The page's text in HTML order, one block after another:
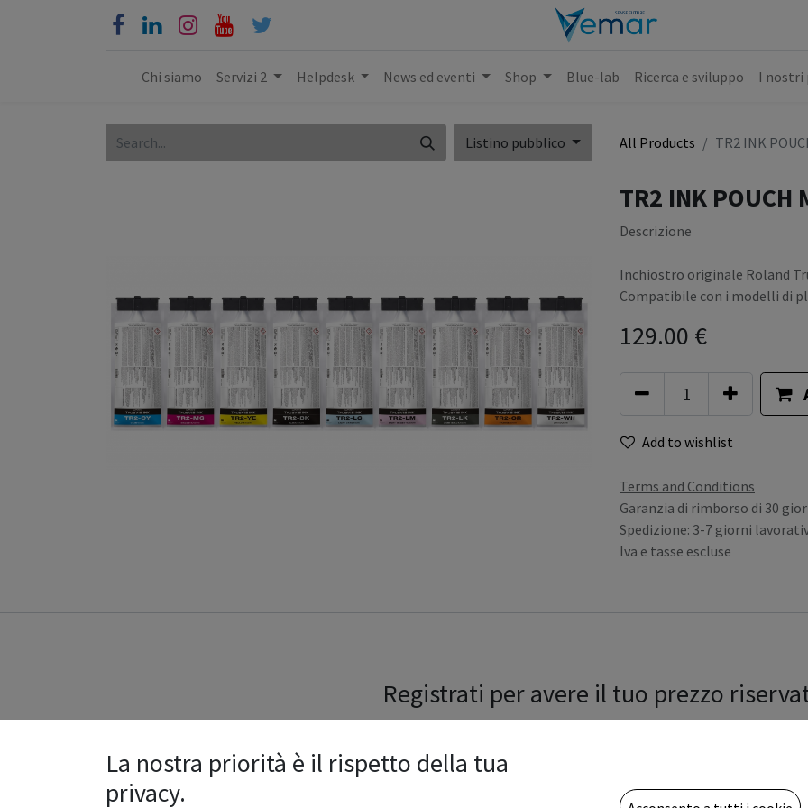
Chi siamo Servizi 2 Helpdesk News ed eventi Shop Blue-lab Ricerca e sviluppo I nostri
Listino pubblico All Products TR2 INK
TR2 INK POUCH
Descrizione
Inchiostro originale Roland
Compatibile con i modelli di
129.00 €
Add to wishlist
Terms and Conditions
Garanzia di rimborso di 30
Spedizione: 3-7 giorni
Iva e tasse escluse
Registrati per avere il tuo prezzo
Ragione sociale
La nostra priorità è il rispetto della tua
privacy.